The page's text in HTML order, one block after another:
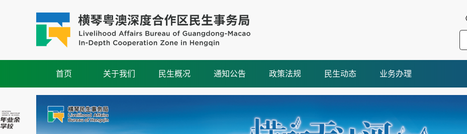
首页 关于我们 民生概况 通知公告 政策法规 民生动态 业务办理